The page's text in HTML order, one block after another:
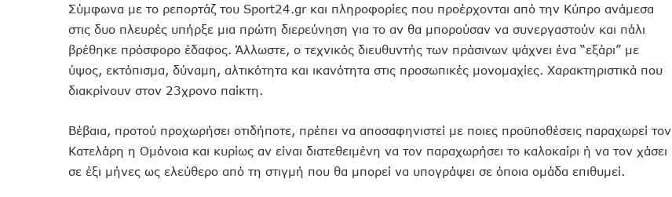
Σύμφωνα με το ρεπορτάζ του Sport24.gr και πληροφορίες που προέρχονται από την Κύπρο ανάμεσα
στις δυο πλευρές υπήρξε μια πρώτη διερεύνηση για το αν θα μπορούσαν να συνεργαστούν και πάλι
βρέθηκε πρόσφορο έδαφος. Άλλωστε, ο τεχνικός διευθυντής των πράσινων ψάχνει ένα “εξάρι” με
ύψος, εκτόπισμα, δύναμη, αλτικότητα και ικανότητα στις προσωπικές μονομαχίες. Χαρακτηριστικά που
διακρίνουν στον 23χρονο παίκτη.
Βέβαια, προτού προχωρήσει οτιδήποτε, πρέπει να αποσαφηνιστεί με ποιες προϋποθέσεις παραχωρεί τον
Κατελάρη η Ομόνοια και κυρίως αν είναι διατεθειμένη να τον παραχωρήσει το καλοκαίρι ή να τον χάσει
σε έξι μήνες ως ελεύθερο από τη στιγμή που θα μπορεί να υπογράψει σε όποια ομάδα επιθυμεί.